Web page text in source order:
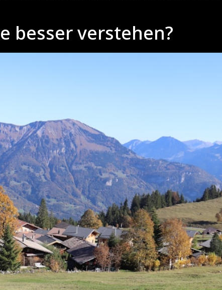
besser verstehen?